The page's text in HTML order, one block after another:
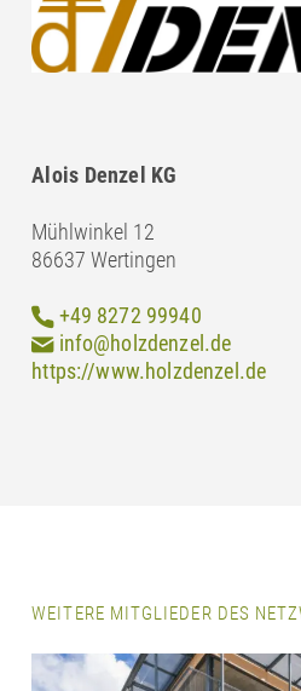
Alois Denzel KG
Mühlwinkel 12
86637 Wertingen
+49 8272 99940
info@holzdenzel.de
https://www.holzdenzel.de
WEITERE MITGLIEDER DES